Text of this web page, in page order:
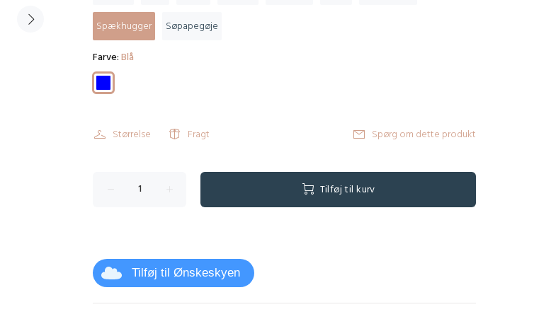
Spækhugger
Søpapegøje
Farve:Blå
Størrelse Fragt Spørg om dette produkt
Tilføj til kurv
Tilføj til Ønskeskyen